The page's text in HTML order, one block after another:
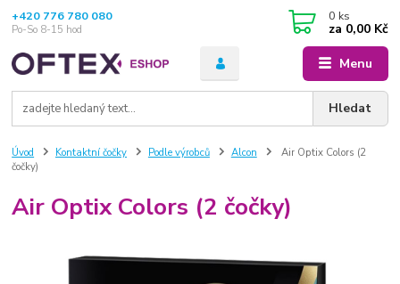
Menu
Hledat
+420 776 780 080
Po-So 8-15 hod
0 ks
za 0,00 Kč
Úvod Kontaktní čočky Podle výrobců Alcon
Air Optix Colors (2
čočky)
Air Optix Colors (2 čočky)